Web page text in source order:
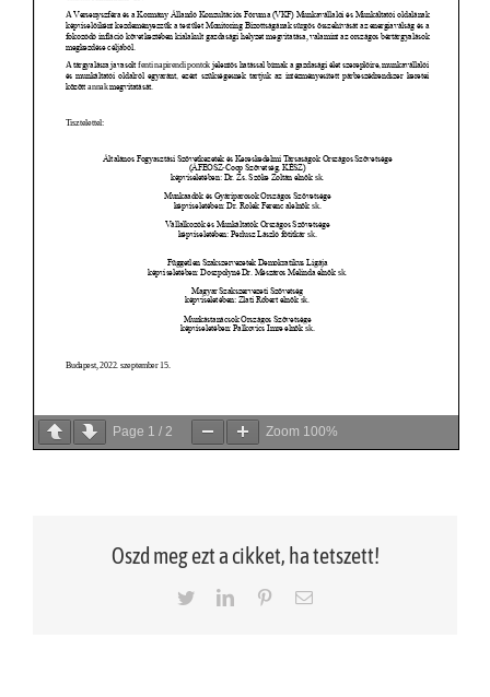
Page 1 / 2 Zoom 100%
Oszd meg ezt a cikket, ha tetszett!
TwitterLinkedInPinterestEmail